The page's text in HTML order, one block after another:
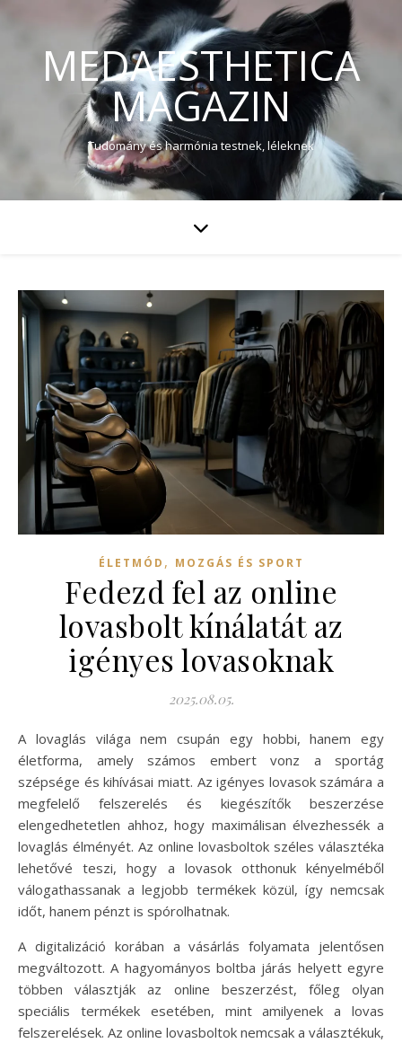
MEDAESTHETICA
MAGAZIN
Tudomány és harmónia testnek, léleknek
ÉLETMÓD , MOZGÁS ÉS SPORT
Fedezd fel az online
lovasbolt kínálatát az
igényes lovasoknak
2025.08.05.
A lovaglás világa nem csupán egy hobbi, hanem egy
életforma, amely számos embert vonz a sportág
szépsége és kihívásai miatt. Az igényes lovasok számára a
megfelelő felszerelés és kiegészítők beszerzése
elengedhetetlen ahhoz, hogy maximálisan élvezhessék a
lovaglás élményét. Az online lovasboltok széles választéka
lehetővé teszi, hogy a lovasok otthonuk kényelméből
válogathassanak a legjobb termékek közül, így nemcsak
időt, hanem pénzt is spórolhatnak.
A digitalizáció korában a vásárlás folyamata jelentősen
megváltozott. A hagyományos boltba járás helyett egyre
többen választják az online beszerzést, főleg olyan
speciális termékek esetében, mint amilyenek a lovas
felszerelések. Az online lovasboltok nemcsak a választékuk,